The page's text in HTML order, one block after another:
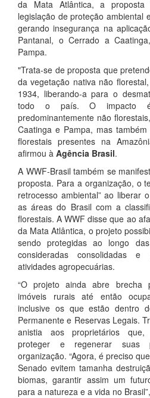
da Mata Atlântica, a
legislação de proteção ambiental
gerando insegurança na
Pantanal, o Cerrado a
Pampa.
"Trata-se de proposta que
da vegetação nativa não
1934, liberando-a para o
todo o país. O impacto
predominantemente não
Caatinga e Pampa, mas
florestais presentes na
afirmou à Agência Brasil.
A WWF-Brasil também se
proposta. Para a organização, o
retrocesso ambiental” ao liberar
as áreas do Brasil com a
florestais. A WWF disse que ao
da Mata Atlântica, o projeto
sendo protegidas ao longo
consideradas consolidadas
atividades agropecuárias.
“O projeto ainda abre brecha
imóveis rurais até então
inclusive os que estão dentro
Permanente e Reservas Legais.
anistia aos proprietários
proteger e regenerar suas
organização. “Agora, é preciso
Senado evitem tamanha
biomas, garantir assim um
para a natureza e a vida no